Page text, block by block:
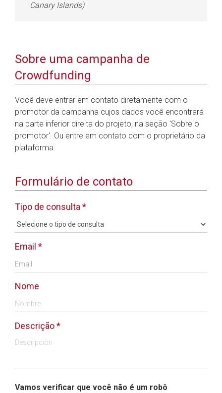
Canary Islands)
Sobre uma campanha de
Crowdfunding
Você deve entrar em contato diretamente com o
promotor da campanha cujos dados você encontrará
na parte inferior direita do projeto, na seção 'Sobre o
promotor'. Ou entre em contato com o proprietário da
plataforma.
Formulário de contato
Tipo de consulta *
Email *
Nome
Descrição *
Vamos verificar que você não é um robô